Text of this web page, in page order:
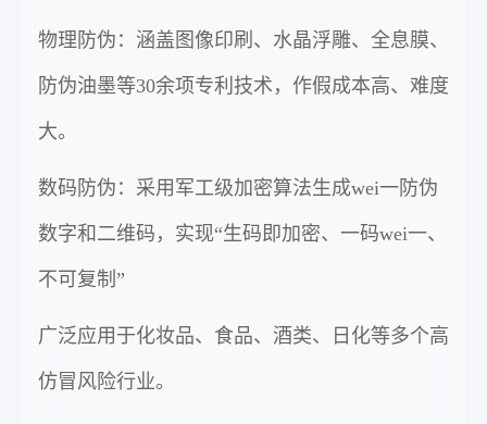
物理防伪：涵盖图像印刷、水晶浮雕、全息膜、
防伪油墨等30余项专利技术，作假成本高、难度
大。
数码防伪：采用军工级加密算法生成wei一防伪
数字和二维码，实现“生码即加密、一码wei一、
不可复制”
广泛应用于化妆品、食品、酒类、日化等多个高
仿冒风险行业。